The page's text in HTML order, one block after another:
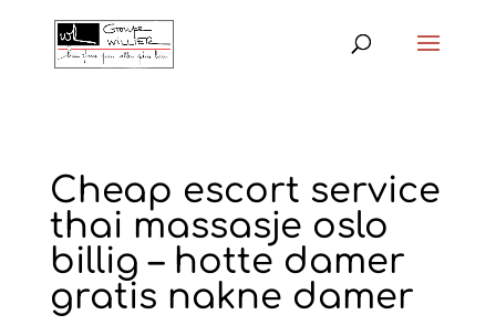
Cheap escort service
thai massasje oslo
billig – hotte damer
gratis nakne damer